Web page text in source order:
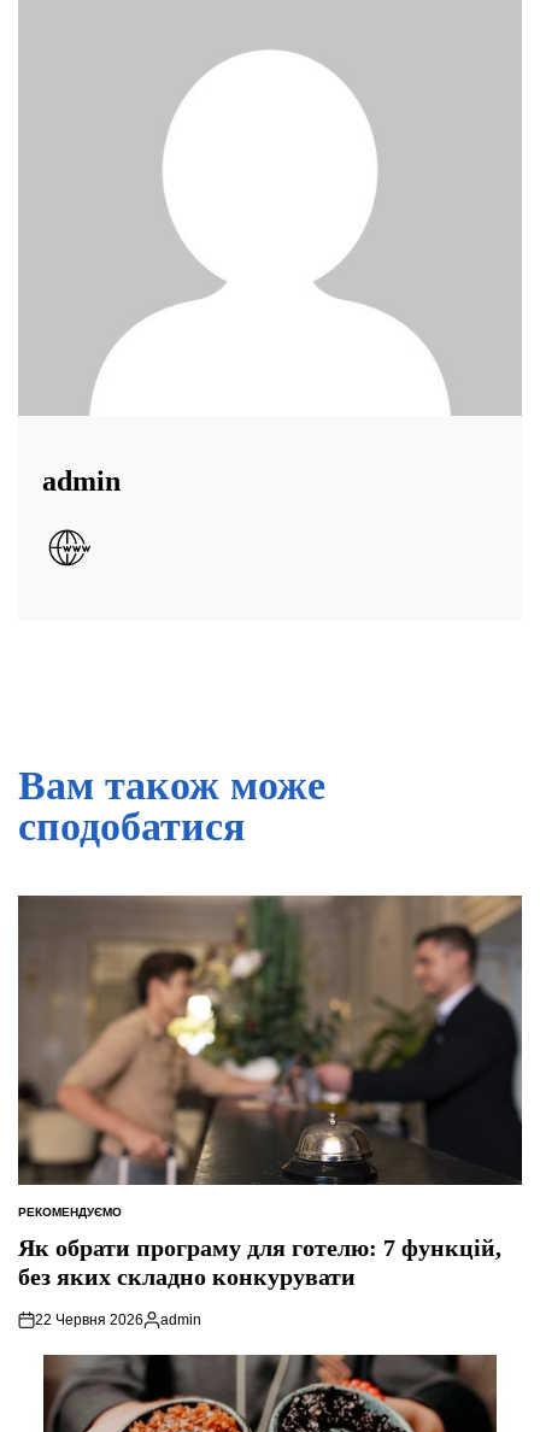
admin
Вам також може
сподобатися
ОПУБЛІКУВАТИ
У
РЕКОМЕНДУЄМО
Як обрати програму для готелю: 7 функцій,
без яких складно конкурувати
22 Червня 2026
Опубліковано
admin